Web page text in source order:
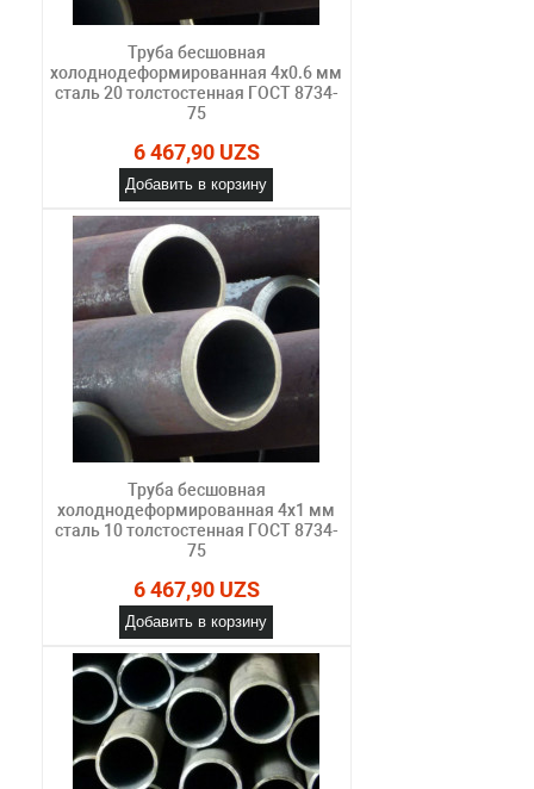
Труба бесшовная
холоднодеформированная 4х0.6 мм
сталь 20 толстостенная ГОСТ 8734-
75
6 467,90 UZS
Добавить в корзину
Труба бесшовная
холоднодеформированная 4х1 мм
сталь 10 толстостенная ГОСТ 8734-
75
6 467,90 UZS
Добавить в корзину